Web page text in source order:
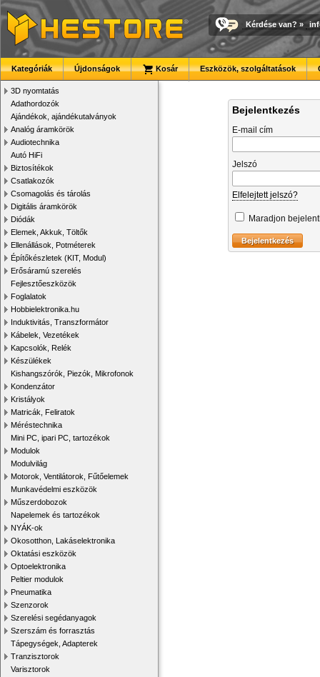
Kérdése van? »
Kategóriák Újdonságok Kosár Eszközök, szolgáltatások
3D nyomtatás
Adathordozók
Ajándékok, ajándékutalványok
Analóg áramkörök
Audiotechnika
Autó HiFi
Biztosítékok
Csatlakozók
Csomagolás és tárolás
Digitális áramkörök
Diódák
Elemek, Akkuk, Töltők
Ellenállások, Potméterek
Építőkészletek (KIT, Modul)
Erősáramú szerelés
Fejlesztőeszközök
Foglalatok
Hobbielektronika.hu
Induktivitás, Transzformátor
Kábelek, Vezetékek
Kapcsolók, Relék
Készülékek
Kishangszórók, Piezók, Mikrofonok
Kondenzátor
Kristályok
Matricák, Feliratok
Méréstechnika
Mini PC, ipari PC, tartozékok
Modulok
Modulvilág
Motorok, Ventilátorok, Fűtőelemek
Munkavédelmi eszközök
Műszerdobozok
Napelemek és tartozékok
NYÁK-ok
Okosotthon, Lakáselektronika
Oktatási eszközök
Optoelektronika
Peltier modulok
Pneumatika
Szenzorok
Szerelési segédanyagok
Szerszám és forrasztás
Tápegységek, Adapterek
Tranzisztorok
Varisztorok
Bejelentkezés
E-mail cím
Jelszó
Elfelejtett jelszó?
Maradjon